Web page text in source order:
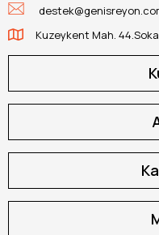
Kuzeykent Mah.